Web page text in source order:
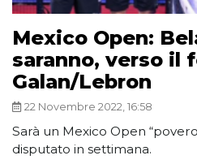
Mexico Open:
saranno, verso il
Galan/Lebron
22 Novembre 2022, 16:58
Sarà un Mexico Open
disputato in settimana.